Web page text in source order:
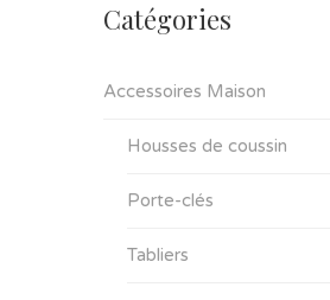
Catégories
Accessoires Maison
Housses de coussin
Porte-clés
Tabliers